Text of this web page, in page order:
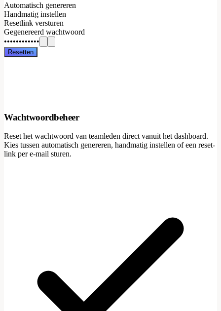
Automatisch genereren
Handmatig instellen
Resetlink versturen
Gegenereerd wachtwoord
••••••••••••
Resetten
Wachtwoordbeheer
Reset het wachtwoord van teamleden direct vanuit het dashboard.
Kies tussen automatisch genereren, handmatig instellen of een reset-
link per e-mail sturen.